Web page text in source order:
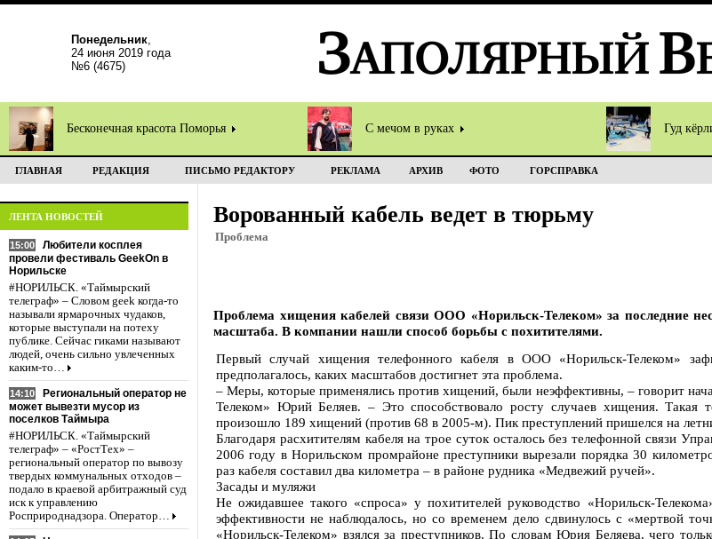
Понедельник,
24 июня 2019 года
№6 (4675)
Бесконечная красота Поморья С мечом в руках Гуд
ГЛАВНАЯ РЕДАКЦИЯ ПИСЬМО РЕДАКТОРУ РЕКЛАМА АРХИВ ФОТО ГОРСПРАВКА
ЛЕНТА НОВОСТЕЙ
15:00
Любители косплея
провели фестиваль GeekOn в
Норильске
#НОРИЛЬСК. «Таймырский
телеграф» – Словом geek когда-то
называли ярмарочных чудаков,
которые выступали на потеху
публике. Сейчас гиками называют
людей, очень сильно увлеченных
каким-то…
14:10
Региональный оператор не
может вывезти мусор из
поселков Таймыра
#НОРИЛЬСК. «Таймырский
телеграф» – «РостТех» –
региональный оператор по вывозу
твердых коммунальных отходов –
подало в краевой арбитражный суд
иск к управлению
Росприроднадзора. Оператор…
Ворованный кабель ведет в тюрьму
Проблема
Проблема хищения кабелей связи ООО «Норильск-Телеком» за последние
масштаба. В компании нашли способ борьбы с похитителями.
Первый случай хищения телефонного кабеля в ООО «Норильск-Телеком»
предполагалось, каких масштабов достигнет эта проблема.
– Меры, которые применялись против хищений, были неэффективны, – говорит
Телеком» Юрий Беляев. – Это способствовало росту случаев хищения. Такая
произошло 189 хищений (против 68 в 2005-м). Пик преступлений пришелся на
Благодаря расхитителям кабеля на трое суток осталось без телефонной связи
2006 году в Норильском промрайоне преступники вырезали порядка 30
раз кабеля составил два километра – в районе рудника «Медвежий ручей».
Засады и муляжи
Не ожидавшее такого «спроса» у похитителей руководство «Норильск-
эффективности не наблюдалось, но со временем дело сдвинулось с «мертвой
«Норильск-Телеком» взялся за преступников. По словам Юрия Беляева, чего